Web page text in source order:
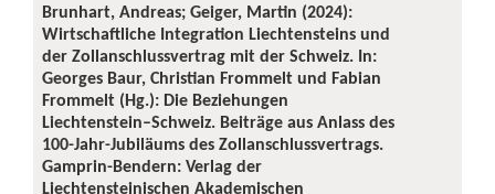
Brunhart, Andreas; Geiger, Martin (2024):
Wirtschaftliche Integration Liechtensteins und
der Zollanschlussvertrag mit der Schweiz. In:
Georges Baur, Christian Frommelt und Fabian
Frommelt (Hg.): Die Beziehungen
Liechtenstein–Schweiz. Beiträge aus Anlass des
100-Jahr-Jubiläums des Zollanschlussvertrags.
Gamprin-Bendern: Verlag der
Liechtensteinischen Akademischen